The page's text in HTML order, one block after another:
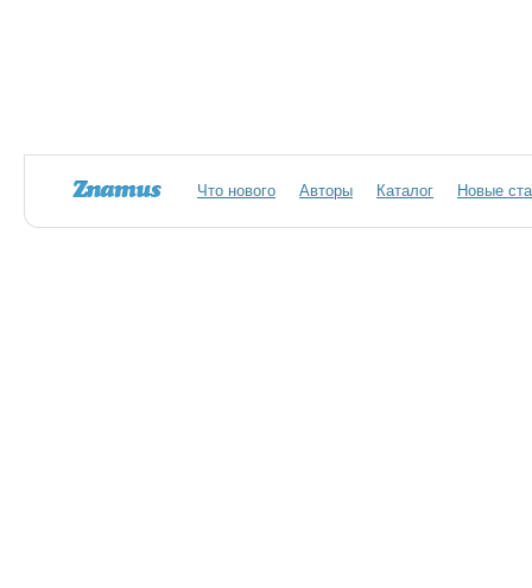
Что нового Авторы Каталог Новые